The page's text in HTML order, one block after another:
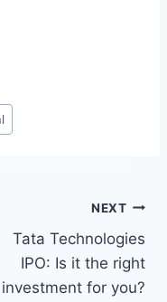
NEXT
Tata Technologies
IPO: Is it the right
investment for you?